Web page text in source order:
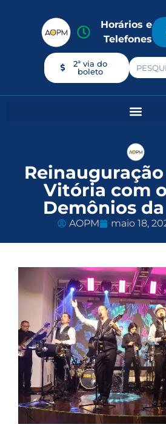
Horários e
Telefones
2ª via do
boleto
Vitória com
Demônios
AOPM maio 18,